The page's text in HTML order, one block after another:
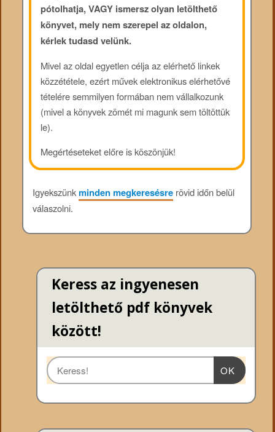
pótolhatja, VAGY ismersz olyan letölthető
könyvet, mely nem szerepel az oldalon,
kérlek tudasd velünk.
Mivel az oldal egyetlen célja az elérhető linkek
közzététele, ezért művek elektronikus elérhetővé
tételére semmilyen formában nem vállalkozunk
(mivel a könyvek zömét mi magunk sem töltöttük
le).
Megértéseteket előre is köszönjük!
Igyekszünkminden megkeresésrerövid időn belül
válaszolni.
Keress az ingyenesen
letölthető pdf könyvek
között!
OK